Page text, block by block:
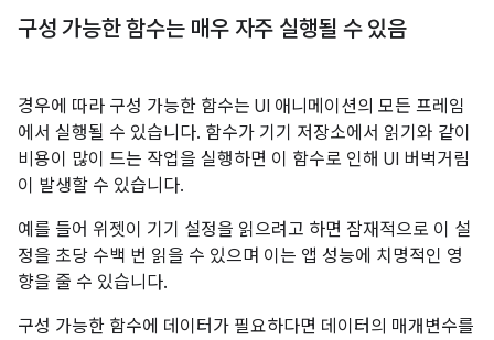
구성 가능한 함수는 매우 자주 실행될 수 있음
경우에 따라 구성 가능한 함수는 UI 애니메이션의 모든 프레임
에서 실행될 수 있습니다. 함수가 기기 저장소에서 읽기와 같이
비용이 많이 드는 작업을 실행하면 이 함수로 인해 UI 버벅거림
이 발생할 수 있습니다.
예를 들어 위젯이 기기 설정을 읽으려고 하면 잠재적으로 이 설
정을 초당 수백 번 읽을 수 있으며 이는 앱 성능에 치명적인 영
향을 줄 수 있습니다.
구성 가능한 함수에 데이터가 필요하다면 데이터의 매개변수를